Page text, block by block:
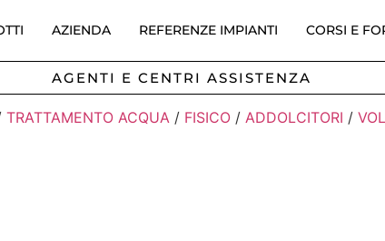
AZIENDA REFERENZE IMPIANTI CORSI E
AGENTI E CENTRI ASSISTENZA
TRATTAMENTO ACQUA / FISICO / ADDOLCITORI /